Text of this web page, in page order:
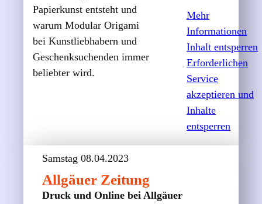
Papierkunst entsteht und
warum Modular Origami
bei Kunstliebhabern und
Geschenk­suchenden immer
beliebter wird.
Mehr
Informationen
Inhalt entsperren
Erforderlichen
Service
akzeptieren und
Inhalte
entsperren
Samstag 08.04.2023
Allgäuer Zeitung
Druck und Online bei Allgäuer